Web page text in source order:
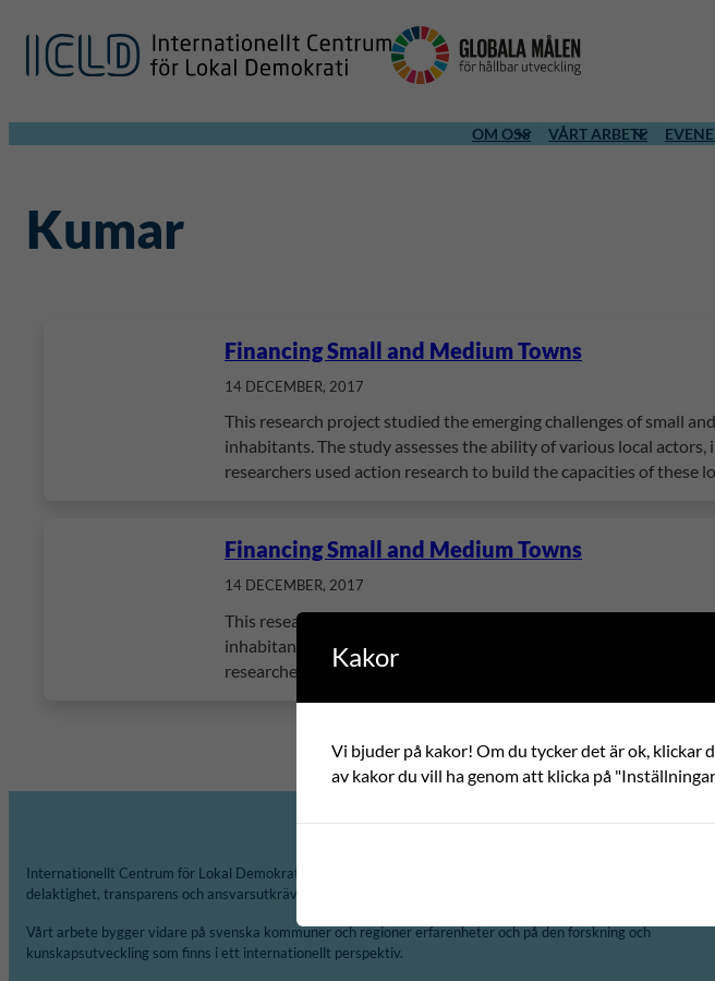
OM OSS VÅRT ARBETE
Kumar
Financing Small and Medium Towns
14 DECEMBER, 2017
This research project studied the emerging challenges of small
inhabitants. The study assesses the ability of various local
researchers used action research to build the capacities of these
Financing Small and Medium Towns
14 DECEMBER, 2017
This research project studied the emerging challenges of small
inhabitants. The study assesses the ability of various local
researchers used action research to build the capacities of these
Internationellt Centrum för Lokal Demokrati, ICLD, arbetar för att främja demokrati och processer för jämlikhet,
delaktighet, transparens och ansvarsutkrävande på lokal och regional nivå.
Vårt arbete bygger vidare på svenska kommuner och regioner erfarenheter och på den forskning och
kunskapsutveckling som finns i ett internationellt perspektiv.
Kakor
Vi bjuder på kakor! Om du tycker det är ok, klickar
av kakor du vill ha genom att klicka på